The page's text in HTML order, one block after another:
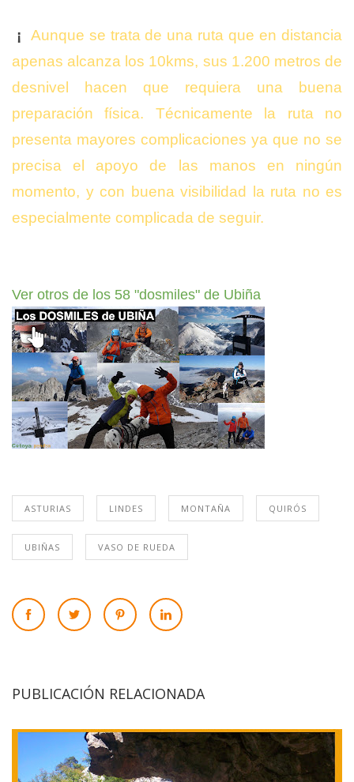
¡
Aunque se trata de una ruta que en distancia
apenas alcanza los 10kms, sus 1.200 metros de
desnivel hacen que requiera una buena
preparación física. Técnicamente la ruta no
presenta mayores complicaciones ya que no se
precisa el apoyo de las manos en ningún
momento, y con buena visibilidad la ruta no es
especialmente complicada de seguir.
Ver otros de los 58 "dosmiles" de Ubiña
ASTURIAS LINDES MONTAÑA QUIRÓS
UBIÑAS VASO DE RUEDA
PUBLICACIÓN RELACIONADA